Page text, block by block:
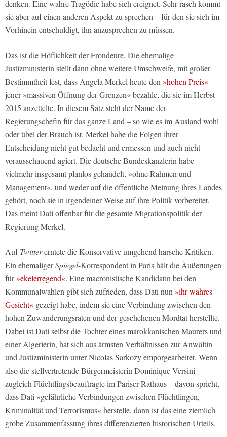
denken. Eine wahre Tragödie habe sich ereignet. Sehr rasch kommt
sie aber auf einen anderen Aspekt zu sprechen – für den sie sich im
Vorhinein entschuldigt, ihn anzusprechen zu müssen.
Das ist die Höflichkeit der Frondeure. Die ehemalige
Justizministerin stellt dann ohne weitere Umschweife, mit großer
Bestimmtheit fest, dass Angela Merkel heute den»hohen Preis«
jener »massiven Öffnung der Grenzen« bezahle, die sie im Herbst
2015 anzettelte. In diesem Satz steht der Name der
Regierungschefin für das ganze Land – so wie es im Ausland wohl
oder übel der Brauch ist. Merkel habe die Folgen ihrer
Entscheidung nicht gut bedacht und ermessen und auch nicht
vorausschauend agiert. Die deutsche Bundeskanzlerin habe
vielmehr insgesamt planlos gehandelt, »ohne Rahmen und
Management«, und weder auf die öffentliche Meinung ihres Landes
gehört, noch sie in irgendeiner Weise auf ihre Politik vorbereitet.
Das meint Dati offenbar für die gesamte Migrationspolitik der
Regierung Merkel.
AufTwittererntete die Konservative umgehend harsche Kritiken.
Ein ehemaligerSpiegel-Korrespondent in Paris hält die Äußerungen
für»ekelerregend«. Eine macronistische Kandidatin bei den
Kommunalwahlen gibt sich zufrieden, dass Dati nun»ihr wahres
Gesicht« gezeigt habe, indem sie eine Verbindung zwischen den
hohen Zuwanderungsraten und der geschehenen Mordtat herstellte.
Dabei ist Dati selbst die Tochter eines marokkanischen Maurers und
einer Algerierin, hat sich aus ärmsten Verhältnissen zur Anwältin
und Justizministerin unter Nicolas Sarkozy emporgearbeitet. Wenn
also die stellvertretende Bürgermeisterin Dominique Versini –
zugleich Flüchtlingsbeauftragte im Pariser Rathaus – davon spricht,
dass Dati »gefährliche Verbindungen zwischen Flüchtlingen,
Kriminalität und Terrorismus« herstelle, dann ist das eine ziemlich
grobe Zusammenfassung ihres differenzierten historischen Urteils.